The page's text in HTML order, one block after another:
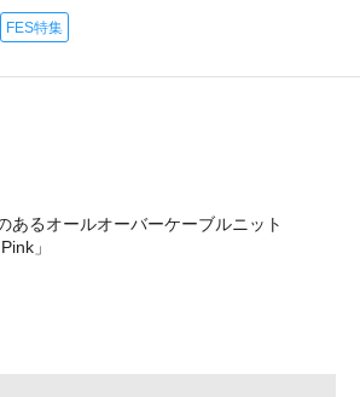
FES特集
るオールオーバーケーブルニット
」